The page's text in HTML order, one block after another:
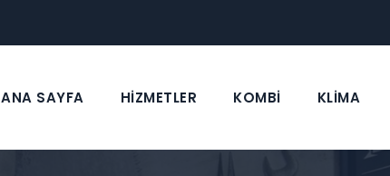
ANA SAYFA HİZMETLER KOMBİ KLİMA